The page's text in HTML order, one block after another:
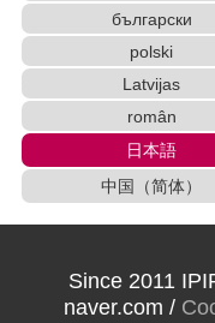
アルファベットの大
カタカナローマ字表日
日本人名読み方サー
韓国語学校/留学院/ブログ
動画字幕ファイル
英語名自動生成機
ローマ字 > ひらが
アルファベット
български
polski
Latvijas
român
日本語
中国（简体）
Since 2011
naver.com /